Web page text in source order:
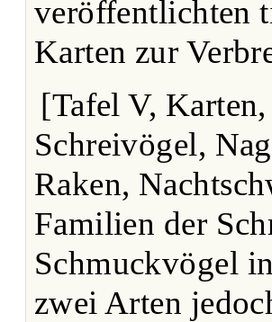
veröffentlichten
Karten zur
[Tafel V,
Schreivögel,
Raken,
Familien der
Schmuckvögel
zwei Arten